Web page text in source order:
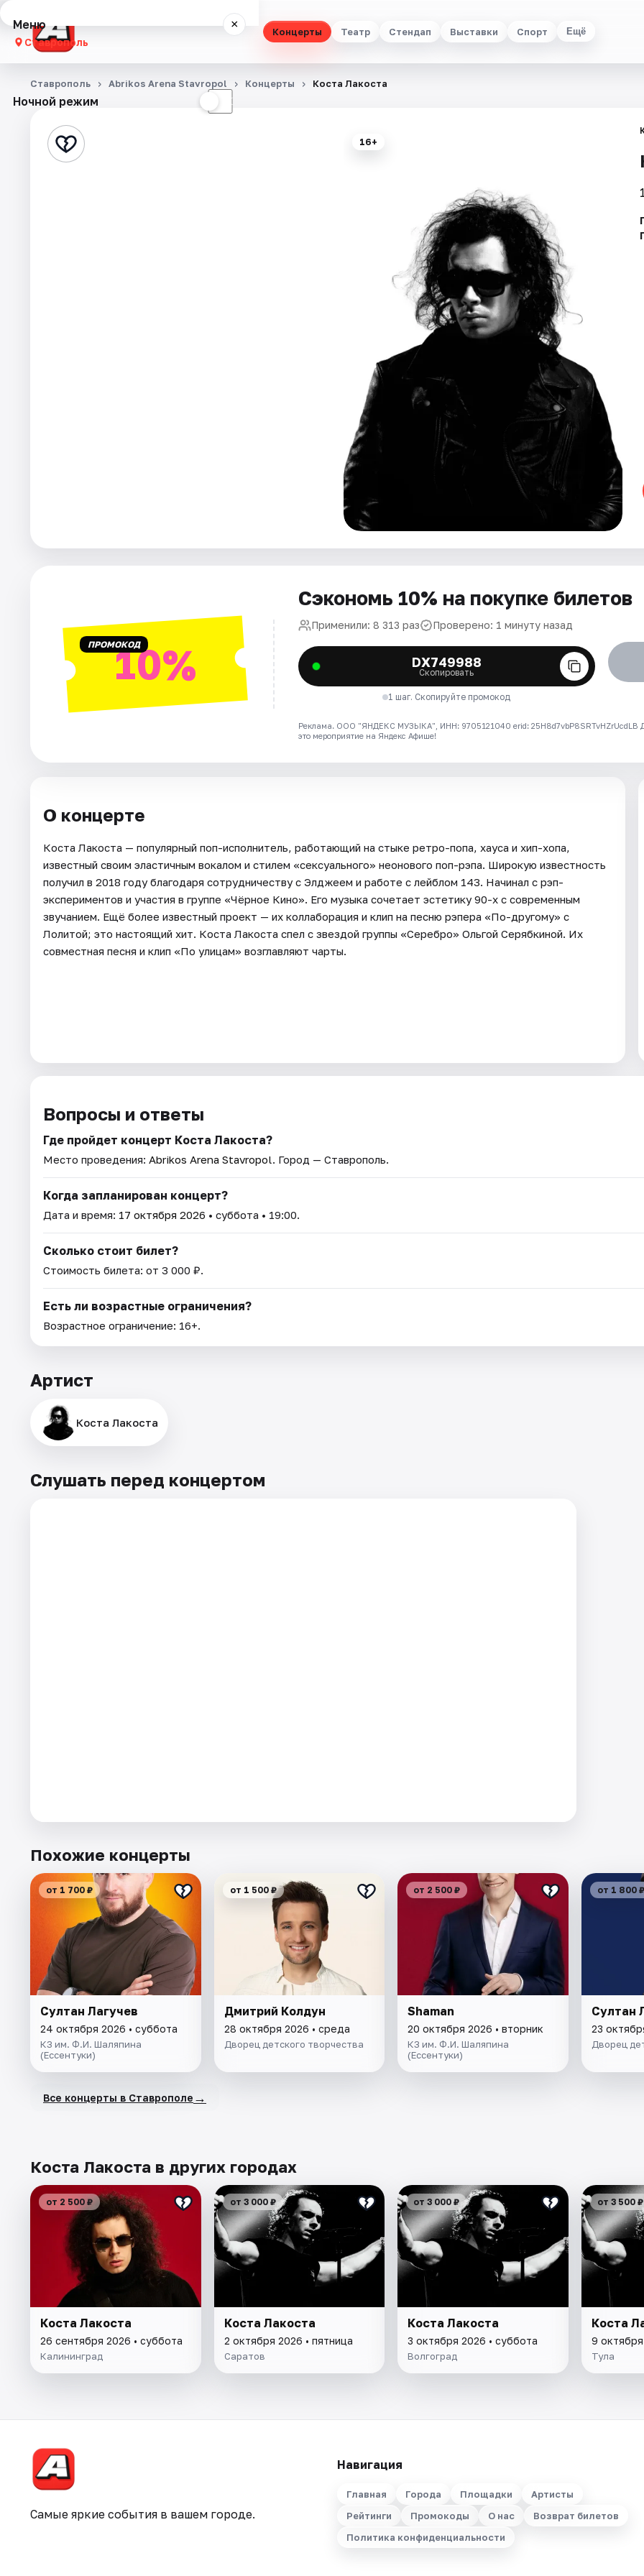
Концерты Театр Стендап Выставки Спорт Ещё
Меню ×
Ставрополь
Концерты
Стендап
Ночной режим ☾
Ставрополь Abrikos Arena Stavropol Концерты Коста Лакоста
16+
ПРОМОКОД10%
Сэкономь 10% на покупке билетов
Применили: 8 313 раз Проверено: 1 минуту назад
DX749988
Скопировать
1 шаг. Скопируйте промокод
Реклама. ООО "ЯНДЕКС МУЗЫКА", ИНН: 9705121040 erid: 25H8d7vbP8SRTvHZrUcdLB
это мероприятие на Яндекс Афише!
О концерте
Коста Лакоста — популярный поп-исполнитель, работающий на стыке ретро-попа, хауса и хип-хопа,
известный своим эластичным вокалом и стилем «сексуального» неонового поп-рэпа. Широкую известность
получил в 2018 году благодаря сотрудничеству с Элджеем и работе с лейблом 143. Начинал с рэп-
экспериментов и участия в группе «Чёрное Кино». Его музыка сочетает эстетику 90-х с современным
звучанием. Ещё более известный проект — их коллаборация и клип на песню рэпера «По-другому» с
Лолитой; это настоящий хит. Коста Лакоста спел с звездой группы «Серебро» Ольгой Серябкиной. Их
совместная песня и клип «По улицам» возглавляют чарты.
Вопросы и ответы
Где пройдет концерт Коста Лакоста?
Место проведения: Abrikos Arena Stavropol. Город — Ставрополь.
Когда запланирован концерт?
Дата и время: 17 октября 2026 • суббота • 19:00.
Сколько стоит билет?
Стоимость билета: от 3 000 ₽.
Есть ли возрастные ограничения?
Возрастное ограничение: 16+.
Артист
Коста Лакоста
Слушать перед концертом
Похожие концерты
от 1 700 ₽
Султан Лагучев
24 октября 2026 • суббота
КЗ им. Ф.И. Шаляпина
(Ессентуки)
от 1 500 ₽
Дмитрий Колдун
28 октября 2026 • среда
Дворец детского творчества
от 2 500 ₽
Shaman
20 октября 2026 • вторник
КЗ им. Ф.И. Шаляпина
(Ессентуки)
от 1 800 ₽
Султан
23
Дворец
Все концерты в Ставрополе →
Коста Лакоста в других городах
от 2 500 ₽
Коста Лакоста
26 сентября 2026 • суббота
Калининград
от 3 000 ₽
Коста Лакоста
2 октября 2026 • пятница
Саратов
от 3 000 ₽
Коста Лакоста
3 октября 2026 • суббота
Волгоград
от 3 500 ₽
Коста
9
Тула
Самые яркие события в вашем городе.
Навигация
Главная Города Площадки
Артисты
Рейтинги
Промокоды О нас
Возврат билетов
Политика конфиденциальности